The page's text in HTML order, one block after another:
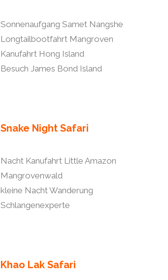
Sonnenaufgang Samet Nangshe
Longtailbootfahrt Mangroven
Kanufahrt Hong Island
Besuch James Bond Island
Snake Night Safari
Nacht Kanufahrt Little Amazon
Mangrovenwald
kleine Nacht Wanderung
Schlangenexperte
Khao Lak Safari